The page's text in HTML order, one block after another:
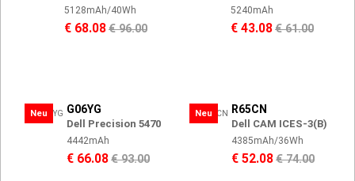
5128mAh/40Wh
€ 68.08€ 96.00
5240mAh
€ 43.08€ 61.00
Neu G06YG
Dell Precision 5470
4442mAh
€ 66.08€ 93.00
Neu R65CN
Dell CAM ICES-3(B)
4385mAh/36Wh
€ 52.08€ 74.00